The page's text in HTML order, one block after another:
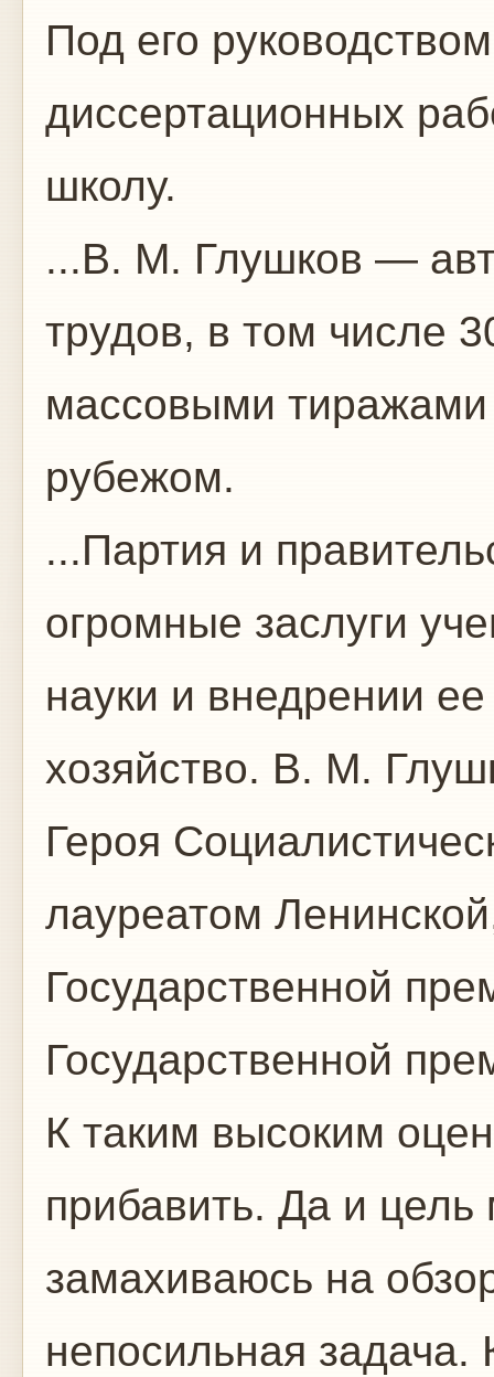
Под его
диссертационных
школу.
...В. М. Глушков —
трудов, в том числе
массовыми
рубежом.
...Партия и
огромные заслуги
науки и внедрении
хозяйство. В. М.
Героя
лауреатом
Государственной
Государственной
К таким высоким
прибавить. Да и
замахиваюсь на
непосильная задача.